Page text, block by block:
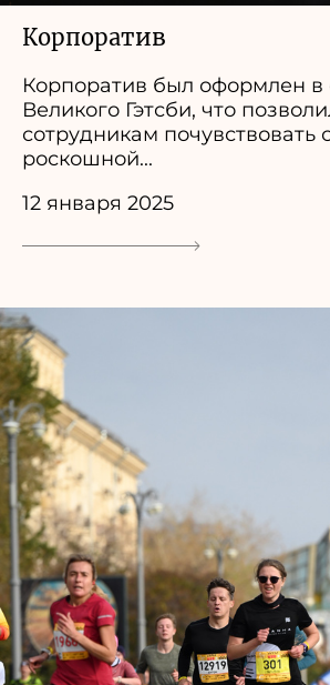
Корпоратив
Корпоратив был оформлен в
Великого Гэтсби, что
сотрудникам почувствовать
роскошной...
12 января 2025